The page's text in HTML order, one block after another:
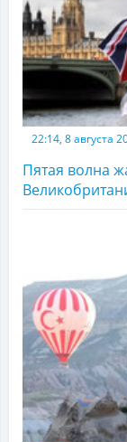
22:14, 8 августа
Пятая волна